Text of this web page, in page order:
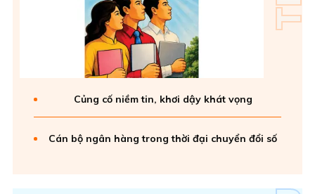
Củng cố niềm tin, khơi dậy khát vọng
Cán bộ ngân hàng trong thời đại chuyển đổi số